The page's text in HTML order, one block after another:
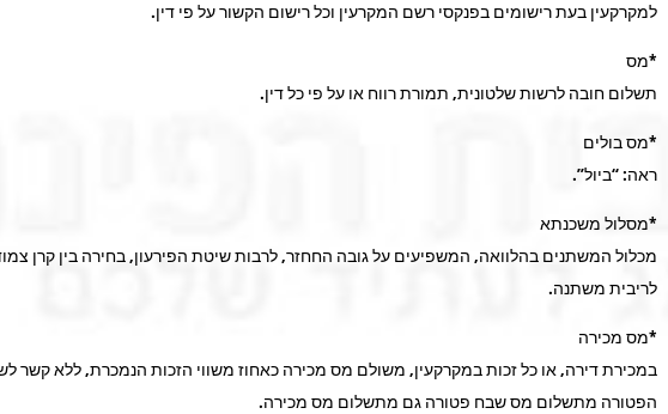
למקרקעין בעת רישומים בפנקסי רשם המקרעין וכל רישום הקשור על פי דין.
*מס
תשלום חובה לרשות שלטונית, תמורת רווח או על פי כל דין.
*מס בולים
ראה: “ביול”.
*מסלול משכנתא
מכלול המשתנים בהלוואה, המשפיעים על גובה החחזר, לרבות שיטת הפירעון, בחירה בין קרן
לריבית משתנה.
*מס מכירה
במכירת דירה, או כל זכות במקרקעין, משולם מס מכירה כאחוז משווי הזכות הנמכרת, ללא קשר
הפטורה מתשלום מס שבח פטורה גם מתשלום מס מכירה.